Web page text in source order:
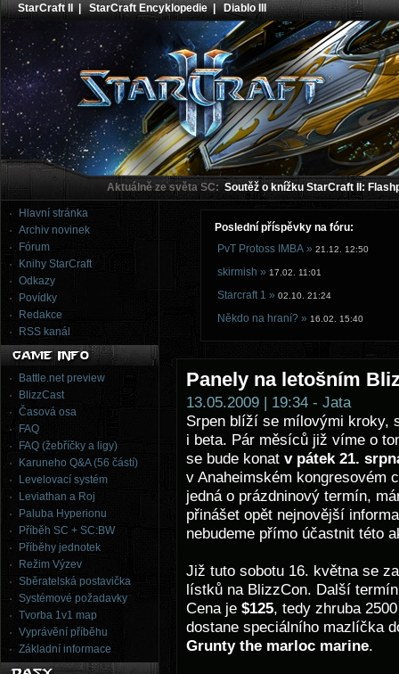
StarCraft II |StarCraft Encyklopedie|Diablo III
Aktuálně ze světa SC: Soutěž o knížku StarCraft II:
Hlavní stránka
Archiv novinek
Fórum
Knihy StarCraft
Odkazy
Povídky
Redakce
RSS kanál
Battle.net preview
BlizzCast
Časová osa
FAQ
FAQ (žebříčky a ligy)
Karuneho Q&A (56 částí)
Levelovací systém
Leviathan a Roj
Paluba Hyperionu
Příběh SC + SC:BW
Příběhy jednotek
Režim Výzev
Sběratelská postavička
Systémové požadavky
Tvorba 1v1 map
Vyprávění příběhu
Základní informace
Poslední příspěvky na fóru:
PvT Protoss IMBA » 21.12. 12:50
skirmish » 17.02. 11:01
Starcraft 1 » 02.10. 21:24
Někdo na hraní? » 16.02. 15:40
Panely na letošním
13.05.2009 | 19:34 - Jata
Srpen blíží se mílovými kroky,
i beta. Pár měsíců již víme o
se bude konat v pátek 21.
v Anaheimském kongresovém
jedná o prázdninový termín,
přinášet opět nejnovější
nebudeme přímo účastnit této
Již tuto sobotu 16. května se
lístků na BlizzCon. Další
Cena je $125, tedy zhruba
dostane speciálního mazlíčka
Grunty the marloc marine.